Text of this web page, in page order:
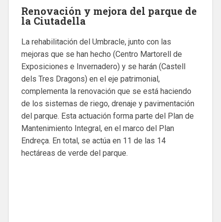
Renovación y mejora del parque de
la Ciutadella
La rehabilitación del Umbracle, junto con las
mejoras que se han hecho (Centro Martorell de
Exposiciones e Invernadero) y se harán (Castell
dels Tres Dragons) en el eje patrimonial,
complementa la renovación que se está haciendo
de los sistemas de riego, drenaje y pavimentación
del parque. Esta actuación forma parte del Plan de
Mantenimiento Integral, en el marco del Plan
Endreça. En total, se actúa en 11 de las 14
hectáreas de verde del parque.